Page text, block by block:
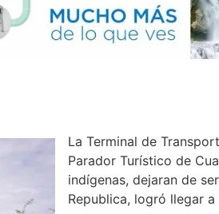
La Terminal de
Parador Turístico de
indígenas, dejaran de
Republica, logró llegar